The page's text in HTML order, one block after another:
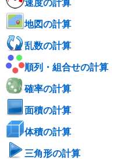
速度の計算
地図の計算
乱数の計算
順列・組合せの計算
確率の計算
面積の計算
体積の計算
三角形の計算